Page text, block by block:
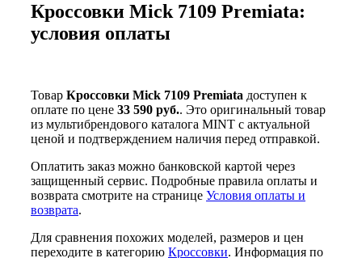
Кроссовки Mick 7109 Premiata:
условия оплаты
Товар Кроссовки Mick 7109 Premiata доступен к
оплате по цене 33 590 руб.. Это оригинальный товар
из мультибрендового каталога MINT с актуальной
ценой и подтверждением наличия перед отправкой.
Оплатить заказ можно банковской картой через
защищенный сервис. Подробные правила оплаты и
возврата смотрите на странице Условия оплаты и
возврата.
Для сравнения похожих моделей, размеров и цен
переходите в категорию Кроссовки. Информация по